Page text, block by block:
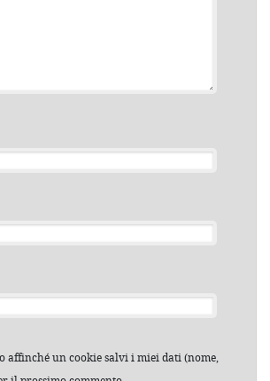
affinché un cookie salvi i miei dati (nome,